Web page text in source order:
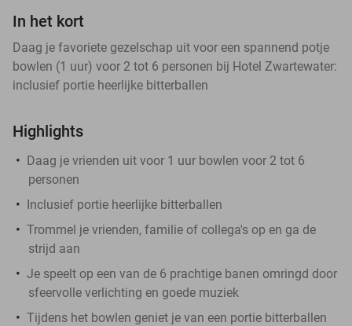
In het kort
Daag je favoriete gezelschap uit voor een spannend potje
bowlen (1 uur) voor 2 tot 6 personen bij Hotel Zwartewater:
inclusief portie heerlijke bitterballen
Highlights
Daag je vrienden uit voor 1 uur bowlen voor 2 tot 6
personen
Inclusief portie heerlijke bitterballen
Trommel je vrienden, familie of collega's op en ga de
strijd aan
Je speelt op een van de 6 prachtige banen omringd door
sfeervolle verlichting en goede muziek
Tijdens het bowlen geniet je van een portie bitterballen